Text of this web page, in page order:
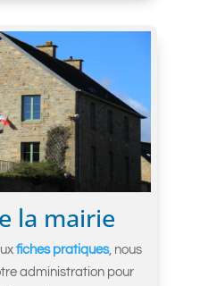
la mairie
fiches pratiques, nous
administration pour